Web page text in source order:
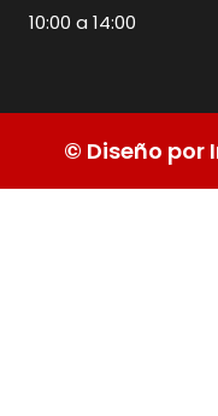
10:00 a 14:00
© Diseño por